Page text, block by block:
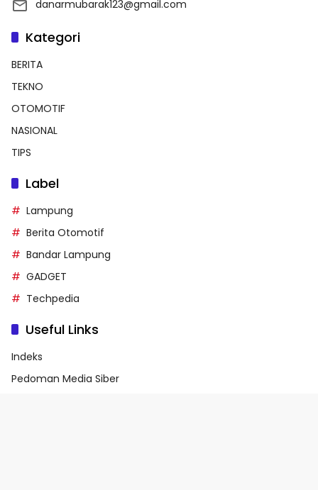
danarmubarak123@gmail.com
Kategori
BERITA
TEKNO
OTOMOTIF
NASIONAL
TIPS
Label
Lampung
Berita Otomotif
Bandar Lampung
GADGET
Techpedia
Useful Links
Indeks
Pedoman Media Siber